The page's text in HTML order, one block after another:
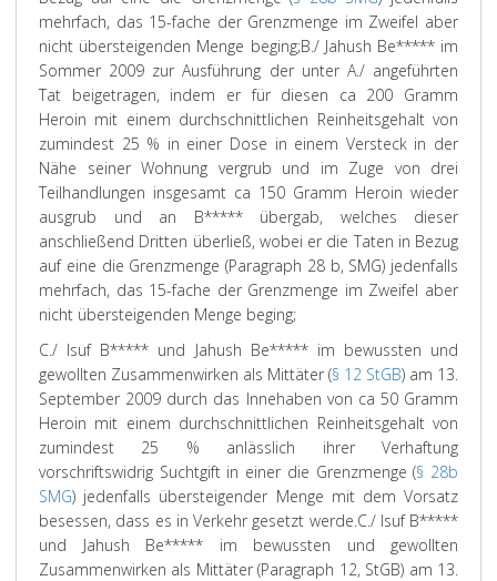
mehrfach, das 15-fache der Grenzmenge im Zweifel aber
nicht übersteigenden Menge beging;B./ Jahush Be***** im
Sommer 2009 zur Ausführung der unter A./ angeführten
Tat beigetragen, indem er für diesen ca 200 Gramm
Heroin mit einem durchschnittlichen Reinheitsgehalt von
zumindest 25 % in einer Dose in einem Versteck in der
Nähe seiner Wohnung vergrub und im Zuge von drei
Teilhandlungen insgesamt ca 150 Gramm Heroin wieder
ausgrub und an B***** übergab, welches dieser
anschließend Dritten überließ, wobei er die Taten in Bezug
auf eine die Grenzmenge (Paragraph 28 b, SMG) jedenfalls
mehrfach, das 15-fache der Grenzmenge im Zweifel aber
nicht übersteigenden Menge beging;
C./ Isuf B***** und Jahush Be***** im bewussten und
gewollten Zusammenwirken als Mittäter (§ 12 StGB) am 13.
September 2009 durch das Innehaben von ca 50 Gramm
Heroin mit einem durchschnittlichen Reinheitsgehalt von
zumindest 25 % anlässlich ihrer Verhaftung
vorschriftswidrig Suchtgift in einer die Grenzmenge (§ 28b
SMG) jedenfalls übersteigender Menge mit dem Vorsatz
besessen, dass es in Verkehr gesetzt werde.C./ Isuf B*****
und Jahush Be***** im bewussten und gewollten
Zusammenwirken als Mittäter (Paragraph 12, StGB) am 13.